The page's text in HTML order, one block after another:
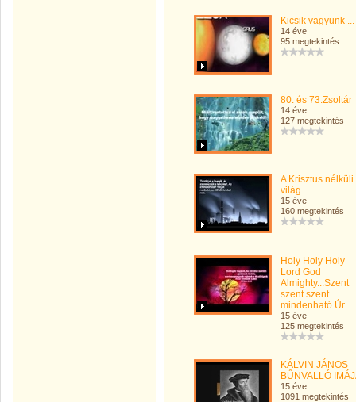
Kicsik vagyunk ...
14 éve
95 megtekintés
80. és 73.Zsoltár
14 éve
127 megtekintés
A Krisztus nélküli
világ
15 éve
160 megtekintés
Holy Holy Holy
Lord God
Almighty...Szent
szent szent
mindenható Úr..
15 éve
125 megtekintés
KÁLVIN JÁNOS
BŰNVALLÓ
15 éve
1091 megtekintés